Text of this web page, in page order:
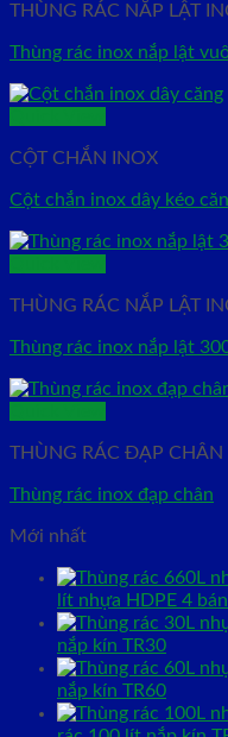
THÙNG RÁC NẮP LẬT
Thùng rác inox nắp lật
CỘT CHẮN INOX
Cột chắn inox dây kéo
THÙNG RÁC NẮP LẬT
Thùng rác inox nắp lật
THÙNG RÁC ĐẠP CHÂN
Thùng rác inox đạp chân
Mới nhất
lít nhựa HDPE 4
nắp kín TR30
nắp kín TR60